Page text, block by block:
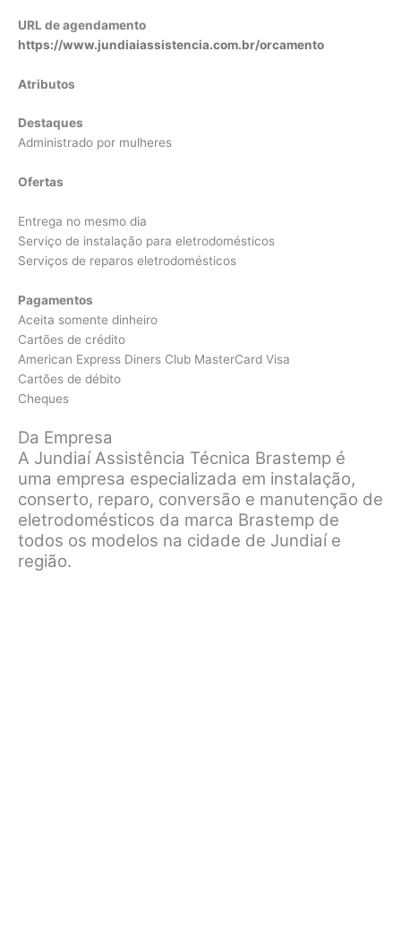
URL de agendamento
https://www.jundiaiassistencia.com.br/orcamento
Atributos
Destaques
Administrado por mulheres
Ofertas
Entrega no mesmo dia
Serviço de instalação para eletrodomésticos
Serviços de reparos eletrodomésticos
Pagamentos
Aceita somente dinheiro
Cartões de crédito
American Express Diners Club MasterCard Visa
Cartões de débito
Cheques
Da Empresa
A Jundiaí Assistência Técnica Brastemp é
uma empresa especializada em instalação,
conserto, reparo, conversão e manutenção de
eletrodomésticos da marca Brastemp de
todos os modelos na cidade de Jundiaí e
região.